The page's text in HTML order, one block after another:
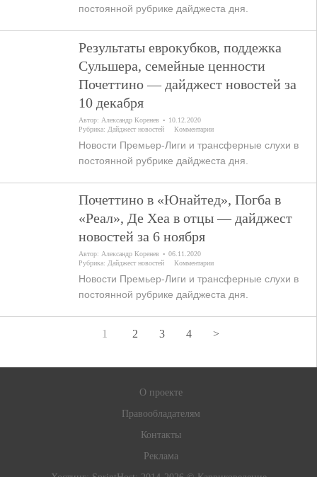
постоянной рубрике дайджеста дня.
Результаты еврокубков, поддежка
Сульшера, семейные ценности
Почеттино — дайджест новостей за
10 декабря
Автор: Александр Коренев
10.12.2020
Рубрика: Дайджест новостей Комментарии
Новости Премьер-Лиги и трансферные слухи в
постоянной рубрике дайджеста дня.
Почеттино в «Юнайтед», Погба в
«Реал», Де Хеа в отцы — дайджест
новостей за 6 ноября
Автор: Александр Коренев
06.11.2020
Рубрика: Дайджест новостей Комментарии
Новости Премьер-Лиги и трансферные слухи в
постоянной рубрике дайджеста дня.
1 2 3 4 >
О проекте
Правообладателям
Контакты
Реклама